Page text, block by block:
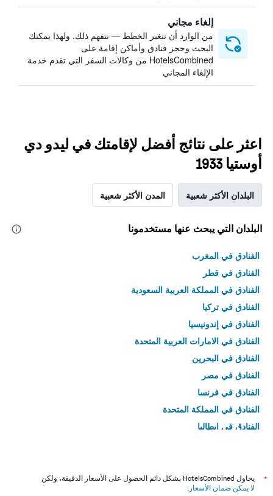
إلغاء مجاني
من الوارد أن تتغير الخطط — نتفهم ذلك. ولهذا يمكنك
البحث وحجز فنادق وأماكن إقامة على
HotelsCombined من وكالات السفر التي تقدم خدمة
الإلغاء المجاني
اعثر على نتائج أفضل لإقامتك في ليدو دي
أوستيا 1933
البلدان الأكثر شعبية المدن الأكثر شعبية
البلدان التي يبحث عنها مستخدمونا
الفنادق في المغرب
الفنادق في قطر
الفنادق في المملكة العربية السعودية
الفنادق في تركيا
الفنادق في إندونيسيا
الفنادق في الامارات العربية المتحدة
الفنادق في البحرين
الفنادق في مصر
الفنادق في فرنسا
الفنادق في المملكة المتحدة
الفنادق في إيطاليا
*
يحاول HotelsCombined بشكل دائم الحصول على الأسعار الدقيقة، ولكن
لا يمكن ضمان الأسعار .